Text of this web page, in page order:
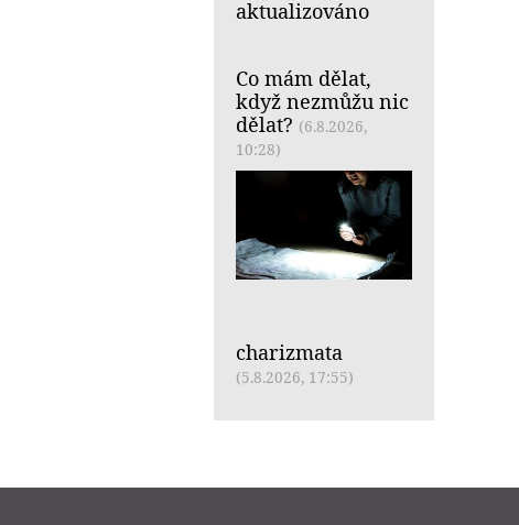
aktualizováno
Co mám dělat,
když nezmůžu nic
dělat? (6.8.2026,
10:28)
charizmata
(5.8.2026, 17:55)